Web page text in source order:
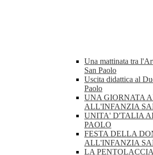
Una mattinata tra
San Paolo
Uscita didattica al
Paolo
UNA GIORNATA
ALL'INFANZIA
UNITA' D'TALIA
PAOLO
FESTA DELLA
ALL'INFANZIA
LA